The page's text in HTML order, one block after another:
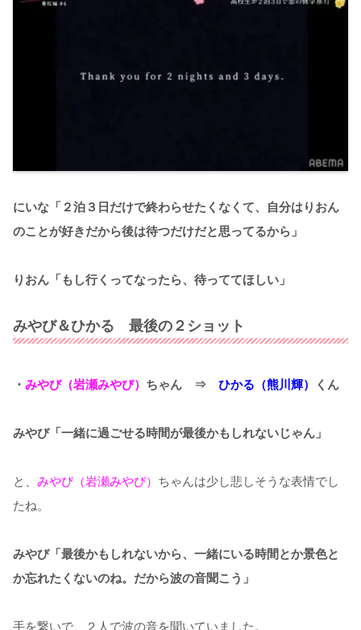
にいな「２泊３日だけで終わらせたくなくて、自分はりおん
のことが好きだから後は待つだけだと思ってるから」
りおん「もし行くってなったら、待っててほしい」
みやび＆ひかる 最後の２ショット
・ みやび（岩瀬みやび） ちゃん ⇒ ひかる（熊川輝） くん
みやび「一緒に過ごせる時間が最後かもしれないじゃん」
と、 みやび（岩瀬みやび） ちゃんは少し悲しそうな表情でし
たね。
みやび「最後かもしれないから、一緒にいる時間とか景色と
か忘れたくないのね。だから波の音聞こう」
手を繋いで、２人で波の音を聞いていました。